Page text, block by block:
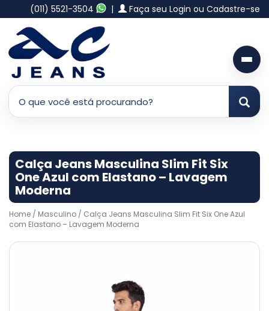
(011) 5521-3504 | Faça seu Login ou Cadastre-se
Calça Jeans Masculina Slim Fit Six
One Azul com Elastano – Lavagem
Moderna
Home / Masculino / Calça Jeans Masculina Slim Fit Six One Azul
com Elastano – Lavagem Moderna